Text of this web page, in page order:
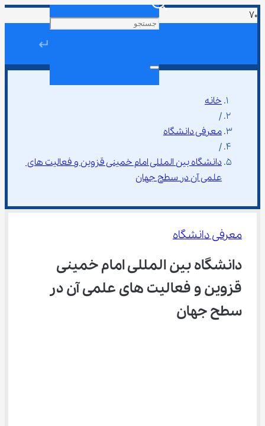
↵
خانه
/
معرفی دانشگاه
/
دانشگاه بین المللی امام خمینی قزوین و فعالیت های
علمی آن در سطح جهان
معرفی دانشگاه
دانشگاه بین المللی امام خمینی
قزوین و فعالیت های علمی آن در
سطح جهان